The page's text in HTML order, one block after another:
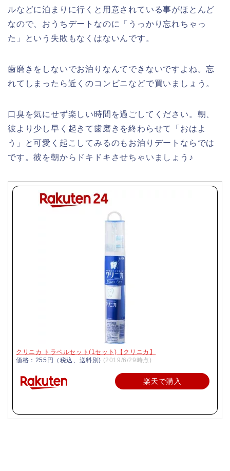
ルなどに泊まりに行くと用意されている事がほとんど
なので、おうちデートなのに「うっかり忘れちゃっ
た」という失敗もなくはないんです。
歯磨きをしないでお泊りなんてできないですよね。忘
れてしまったら近くのコンビニなどで買いましょう。
口臭を気にせず楽しい時間を過ごしてください。朝、
彼より少し早く起きて歯磨きを終わらせて「おはよ
う」と可愛く起こしてみるのもお泊りデートならでは
です。彼を朝からドキドキさせちゃいましょう♪
クリニカ トラベルセット(1セット)【クリニカ】
価格：255円（税込、送料別) (2019/6/29時点)
楽天で購入